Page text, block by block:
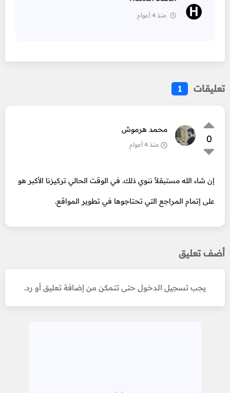
منذ 4 أعوام
تعليقات 1
0
محمد هرموش
منذ 4 أعوام
إن شاء الله مستبقلاً ننوي ذلك. في الوقت الحالي تركيزنا الأكبر هو
على إتمام المراجع التي تحتاجوها في تطوير المواقع.
أضف تعليق
يجب تسجيل الدخول حتى تتمكن من إضافة تعليق أو رد.